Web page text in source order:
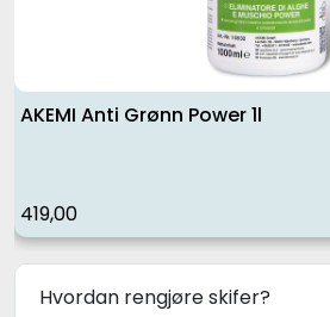
Hvordan rengjøre skifer?
AKEMI Anti Grønn Power 1l
419,00